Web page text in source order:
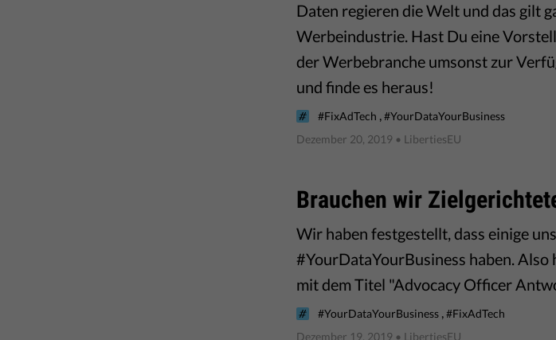
Daten regieren die Welt und das gilt
Werbeindustrie. Hast Du eine
der Werbebranche umsonst zur
und finde es heraus!
#FixAdTech ,#YourDataYourBusiness
Dezember 20, 2019 • LibertiesEU
Brauchen wir
Wir haben festgestellt, dass einige
#YourDataYourBusiness haben.
mit dem Titel "Advocacy Officer
#YourDataYourBusiness,#FixAdTech
Dezember 19, 2019 • LibertiesEU